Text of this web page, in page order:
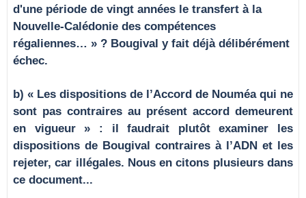
d'une période de vingt années le transfert à la
Nouvelle-Calédonie des compétences
régaliennes… » ? Bougival y fait déjà délibérément
échec.
b) « Les dispositions de l’Accord de Nouméa qui ne
sont pas contraires au présent accord demeurent
en vigueur » : il faudrait plutôt examiner les
dispositions de Bougival contraires à l’ADN et les
rejeter, car illégales. Nous en citons plusieurs dans
ce document...